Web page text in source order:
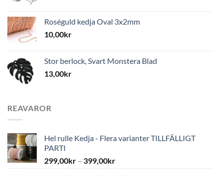
Roséguld kedja Oval 3x2mm
10,00kr
Stor berlock, Svart Monstera Blad
13,00kr
REAVAROR
Hel rulle Kedja - Flera varianter TILLFÄLLIGT
PARTI
299,00kr – 399,00kr